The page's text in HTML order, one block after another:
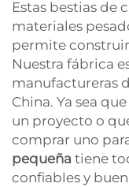
Estas bestias de
materiales
permite
Nuestra fábrica
manufactureras
China. Ya sea
un proyecto o
comprar uno
pequeña tiene
confiables y